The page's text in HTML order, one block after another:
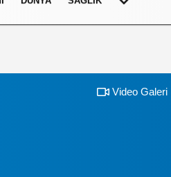
Video Galeri